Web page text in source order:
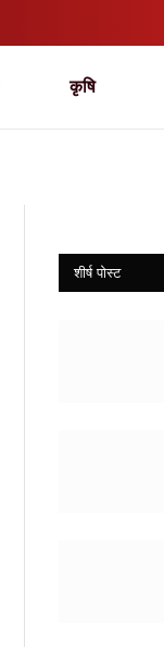
कृषि
शीर्ष पोस्ट